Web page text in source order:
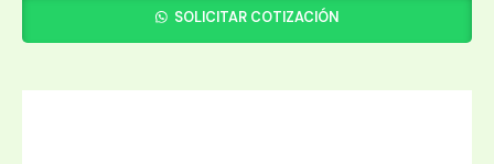
SOLICITAR COTIZACIÓN